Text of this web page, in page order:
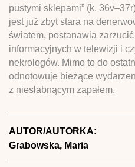
pustymi sklepami” (k.
jest już zbyt stara na
światem, postanawia
informacyjnych w telewizji i
nekrologów. Mimo to do
odnotowuje bieżące
z niesłabnącym zapałem.
AUTOR/AUTORKA:
Grabowska, Maria